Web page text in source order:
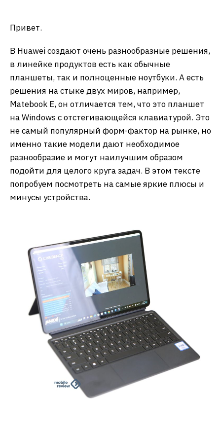
Привет.
В Huawei создают очень разнообразные решения,
в линейке продуктов есть как обычные
планшеты, так и полноценные ноутбуки. А есть
решения на стыке двух миров, например,
Matebook E, он отличается тем, что это планшет
на Windows с отстегивающейся клавиатурой. Это
не самый популярный форм-фактор на рынке, но
именно такие модели дают необходимое
разнообразие и могут наилучшим образом
подойти для целого круга задач. В этом тексте
попробуем посмотреть на самые яркие плюсы и
минусы устройства.